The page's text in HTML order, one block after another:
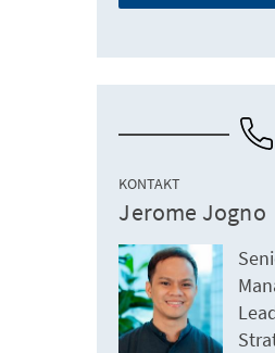
KONTAKT
Jerome Jogno